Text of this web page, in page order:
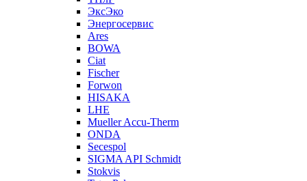
ЭксЭко
Энергосервис
Ares
BOWA
Ciat
Fischer
Forwon
HISAKA
LHE
Mueller Accu-Therm
ONDA
Secespol
SIGMA API Schmidt
Stokvis